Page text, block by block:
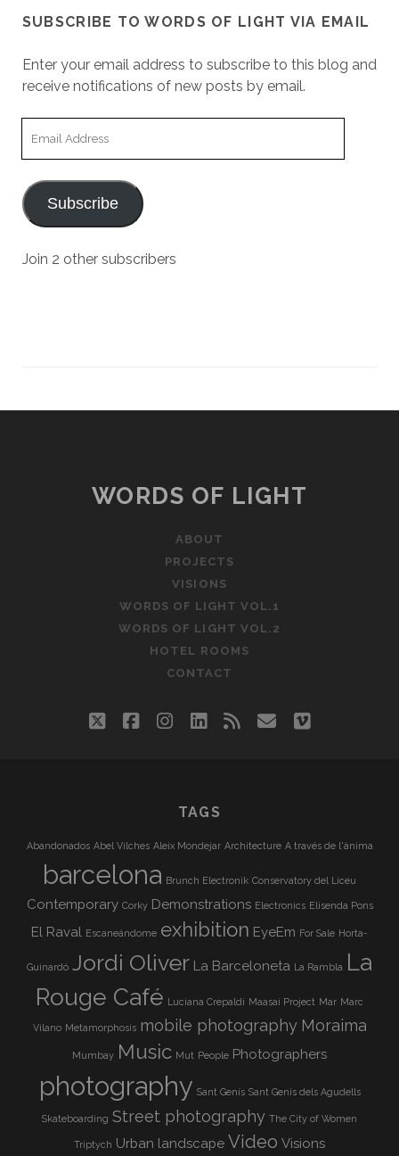
SUBSCRIBE TO WORDS OF LIGHT VIA EMAIL
Enter your email address to subscribe to this blog and
receive notifications of new posts by email.
Subscribe
Join 2 other subscribers
WORDS OF LIGHT
ABOUT
PROJECTS
VISIONS
WORDS OF LIGHT VOL.1
WORDS OF LIGHT VOL.2
HOTEL ROOMS
CONTACT
twitterfacebookinstagram
linkedin
rss emailvimeo
TAGS
Abandonados Abel Vilches Aleix Mondejar Architecture A través de l'ànima
barcelona Brunch Electronik Conservatory del Liceu
Contemporary Corky Demonstrations Electronics Elisenda Pons
El Raval Escaneándome exhibition EyeEm For Sale Horta-
Guinardó Jordi Oliver La Barceloneta La Rambla La
Rouge Café Luciana Crepaldi Maasai Project Mar Marc
Vilano Metamorphosis mobile photography Moraima
Mumbay Music Mut People Photographers
photography Sant Genís Sant Genís dels Agudells
Skateboarding Street photography The City of Women
Triptych Urban landscape Video Visions